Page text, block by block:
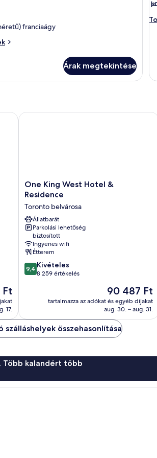
franciaágy
Árak megtekintése
Ft
17.
One
King
Hotel
&
Residence
Toronto
belvárosa
One King West Hotel &
Residence
Toronto belvárosa
Állatbarát
Parkolási lehetőség
biztosított
Ingyenes wifi
Étterem
9.4
ennyiből:
9,4 Kivételes
8 259 értékelés
Az
ár
90 487 Ft
90 487 Ft
tartalmazza az adókat és egyéb díjakat
aug. 30. – aug. 31.
One King West Hotel & Residence
szálláshelyek összehasonlítása
Több kalandért több